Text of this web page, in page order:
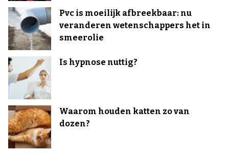
Pvc is moeilijk afbreekbaar: nu
veranderen wetenschappers het in
smeerolie
Is hypnose nuttig?
Waarom houden katten zo van
dozen?